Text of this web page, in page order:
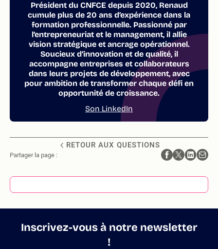
Président du CNFCE depuis 2020, Renaud
cumule plus de 20 ans d’expérience dans la
formation professionnelle. Passionné par
l’entrepreneuriat et le management, il allie
vision stratégique et ancrage opérationnel.
Soucieux d’innovation et de qualité, il
accompagne entreprises et collaborateurs
dans leurs projets de développement, avec
pour ambition de transformer chaque défi en
opportunité de croissance.
Son LinkedIn
RETOUR AUX QUESTIONS
Partager la page :
Inscrivez-vous à notre newsletter
!